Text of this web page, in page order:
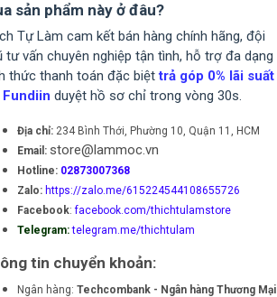
sản phẩm này ở đâu?
Tự Làm cam kết bán hàng chính hãng, đội
tư vấn chuyên nghiệp tận tình, hỗ trợ đa dạng
thức thanh toán đặc biệttrả góp 0% lãi suất
Fundiin duyệt hồ sơ chỉ trong vòng 30s.
Địa chỉ: 234 Bình Thới, Phường 10, Quận 11, HCM
Email: store@lammoc.vn
Hotline: 02873007368
Zalo: https://zalo.me/615224544108655726
Facebook:facebook.com/thichtulamstore
Telegram: telegram.me/thichtulam
tin chuyển khoản:
Ngân hàng: Techcombank - Ngân hàng Thương Mại